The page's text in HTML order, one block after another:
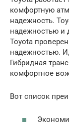
комфортную
надежность.
надежностью и
Toyota
надежностью.
Гибридная
комфортное
Вот список